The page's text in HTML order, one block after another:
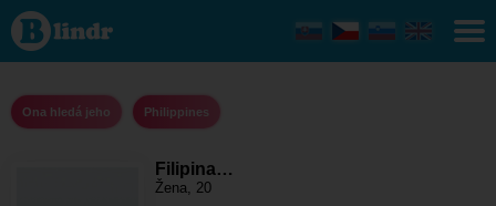
Filipina girl
- Ona
hledá jeho
Philippines
Ona hledá jeho Philippines
Filipina…
Žena, 20